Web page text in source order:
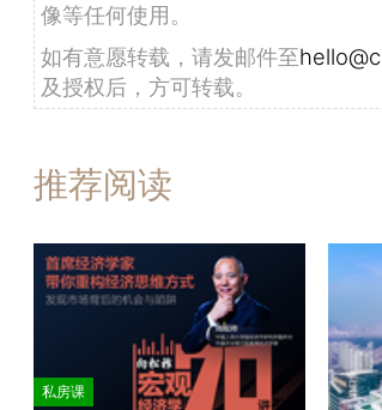
像等任何使用。
如有意愿转载，请发邮件至
及授权后，方可转载。
推荐阅读
私房课